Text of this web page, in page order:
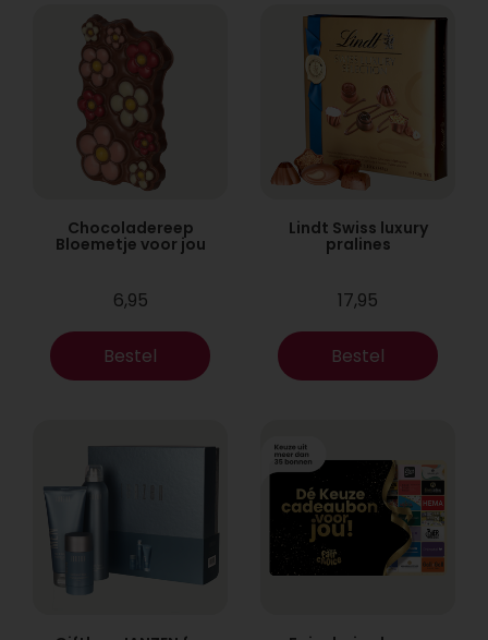
Chocoladereep
Bloemetje voor jou
6,95
Bestel
Lindt Swiss luxury
pralines
17,95
Bestel